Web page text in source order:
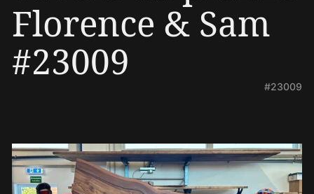
Florence & Sam
#23009
#23009